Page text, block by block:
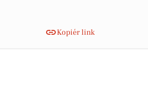
Kopiér link